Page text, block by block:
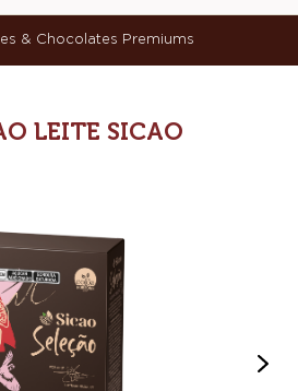
& Chocolates Premiums
LEITE SICAO